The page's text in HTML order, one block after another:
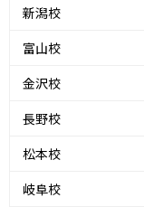
新潟校
富山校
金沢校
長野校
松本校
岐阜校